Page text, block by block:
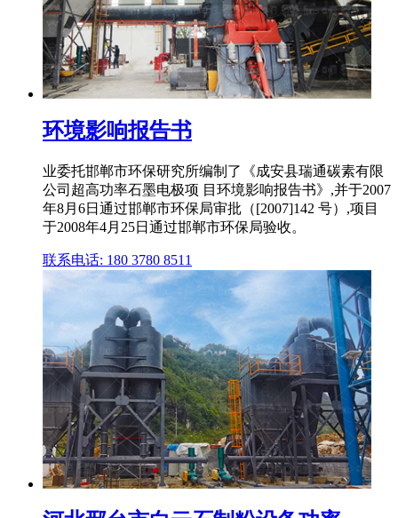
环境影响报告书
业委托邯郸市环保研究所编制了《成安县瑞通碳素有限
公司超高功率石墨电极项 目环境影响报告书》,并于2007
年8月6日通过邯郸市环保局审批（[2007]142 号）,项目
于2008年4月25日通过邯郸市环保局验收。
联系电话: 180 3780 8511